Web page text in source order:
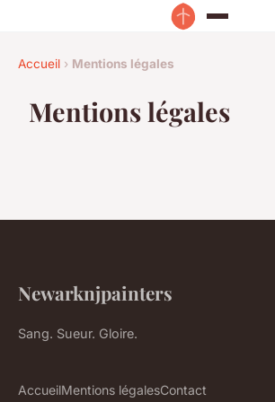
Accueil › Mentions légales
Mentions légales
Newarknjpainters
Sang. Sueur. Gloire.
AccueilMentions légalesContact